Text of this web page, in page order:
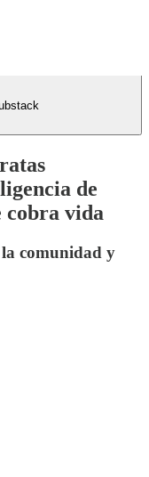
de
cobra vida
la comunidad y